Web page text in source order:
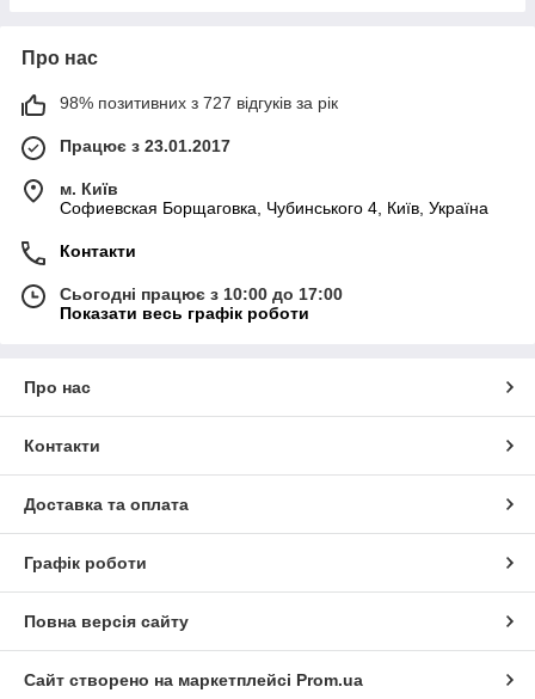
Про нас
98% позитивних з 727 відгуків за рік
Працює з 23.01.2017
м. Київ
Софиевская Борщаговка, Чубинського 4, Київ, Україна
Контакти
Сьогодні працює з 10:00 до 17:00
Показати весь графік роботи
Про нас
Контакти
Доставка та оплата
Графік роботи
Повна версія сайту
Сайт створено на маркетплейсі Prom.ua